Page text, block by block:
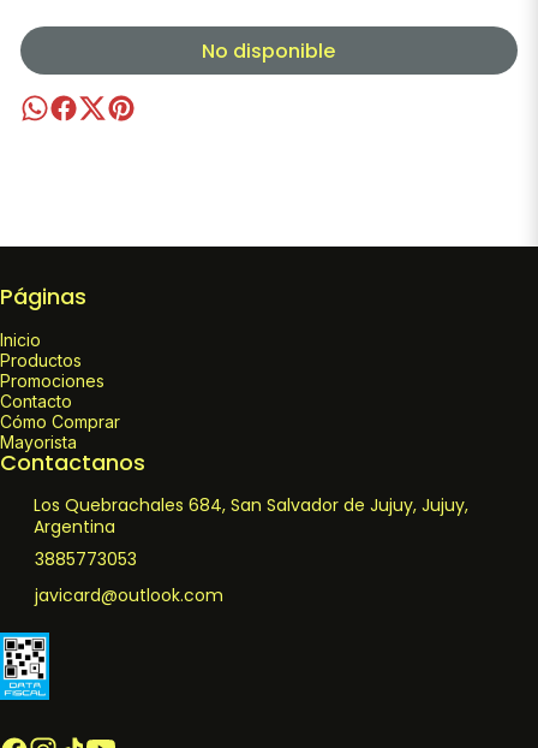
No disponible
Páginas
Inicio
Productos
Promociones
Contacto
Cómo Comprar
Mayorista
Contactanos
Los Quebrachales 684, San Salvador de Jujuy, Jujuy,
Argentina
3885773053
javicard@outlook.com